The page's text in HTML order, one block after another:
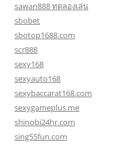
sawan888 ทดลองเล่น
sbobet
sbotop1688.com
scr888
sexy168
sexyauto168
sexybaccarat168.com
sexygameplus.me
shinobi24hr.com
sing55fun.com